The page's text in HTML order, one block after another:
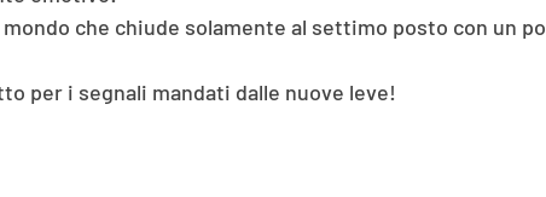
che chiude solamente al settimo posto con un po
per i segnali mandati dalle nuove leve!